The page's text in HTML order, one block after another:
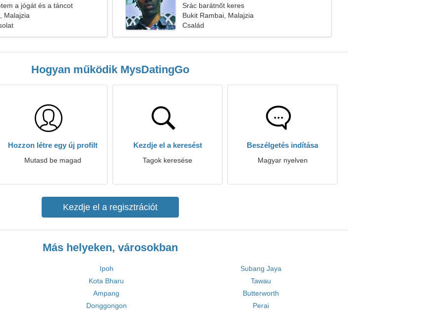
a jógát és a táncot
Malajzia
Srác barátnőt keres
Bukit Rambai, Malajzia
Család
Hogyan működik MysDatingGo
Hozzon létre egy új profilt
Mutasd be magad
Kezdje el a keresést
Tagok keresése
Beszélgetés indítása
Magyar nyelven
Kezdje el a regisztrációt
Más helyeken, városokban
Ipoh
Subang Jaya
Kota Bharu
Tawau
Ampang
Butterworth
Donggongon Perai